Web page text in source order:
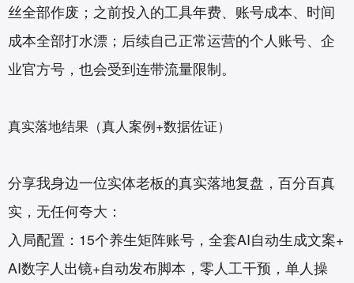
丝全部作废；之前投入的工具年费、账号成本、时间
成本全部打水漂；后续自己正常运营的个人账号、企
业官方号，也会受到连带流量限制。
真实落地结果（真人案例+数据佐证）
分享我身边一位实体老板的真实落地复盘，百分百真
实，无任何夸大：
入局配置：15个养生矩阵账号，全套AI自动生成文案+
AI数字人出镜+自动发布脚本，零人工干预，单人操